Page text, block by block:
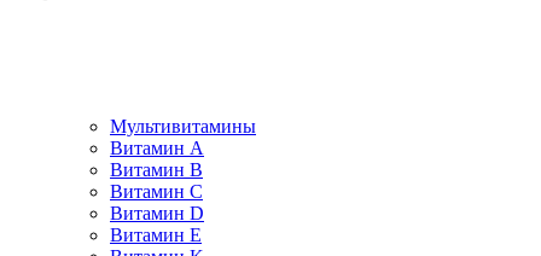
Мультивитамины
Витамин A
Витамин B
Витамин C
Витамин D
Витамин E